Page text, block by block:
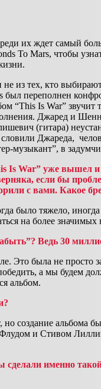
их ждет самый
To Mars, чтобы
из тех, кто выбирают
был переполнен
“This Is War” звучит
Джаред и
(гитара)
Джареда,
музыкант”, в
Is War” уже вышел
если бы
с вами. Какое
было тяжело,
на более
Ведь 30
Это была не просто
а мы будем
альбом.
создание альбома
и Стивом
именно